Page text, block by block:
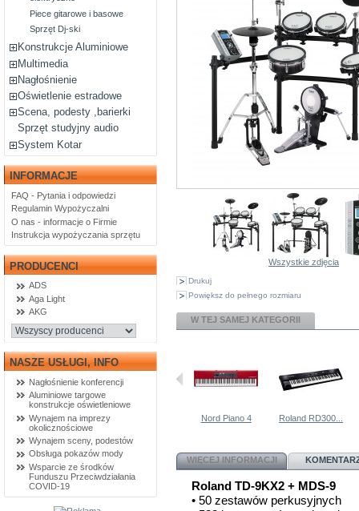
Piece gitarowe i basowe
Sprzęt Dj-ski
Konstrukcje Aluminiowe
Multimedia
Nagłośnienie
Oświetlenie estradowe
Scena, podesty ,barierki
Sprzęt studyjny audio
System Kotar
INFORMACJE
FAQ - Pytania i odpowiedzi
Regulamin Wypożyczalni
O nas - informacje o Firmie
Instrukcja wypożyczania sprzętu
PRODUCENCI
ADS
Aga Light
AKG
NASZE USŁUGI, INFO
Nagłośnienie konferencji
Aluminiowe targowe
konstrukcje oświetleniowe
Wynajem na imprezy
okolicznościowe
Wynajem sceny, podestów
Obsługa pokazów mody
Wsparcie ze środków
Funduszu Przeciwdziałania
COVID-19
Wszystkie zdjęcia
Drukuj
Powiększ do pełnego rozmiaru
W TEJ SAMEJ KATEGORII
Nord Piano 4 Roland RD300...
WIĘCEJ INFORMACJI
Roland TD-9KX2 + MDS-9
• 50 zestawów perkusyjnych